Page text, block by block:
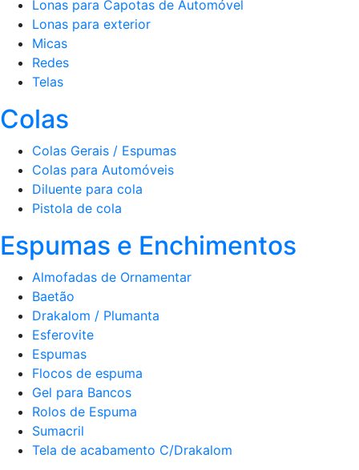
Lonas para Capotas de Automóvel
Lonas para exterior
Micas
Redes
Telas
Colas
Colas Gerais / Espumas
Colas para Automóveis
Diluente para cola
Pistola de cola
Espumas e Enchimentos
Almofadas de Ornamentar
Baetão
Drakalom / Plumanta
Esferovite
Espumas
Flocos de espuma
Gel para Bancos
Rolos de Espuma
Sumacril
Tela de acabamento C/Drakalom